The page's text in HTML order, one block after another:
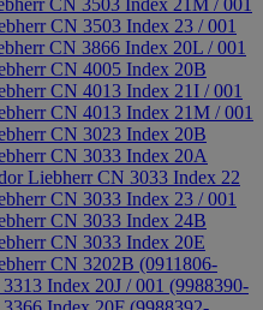
CN 3503 Index 21M / 001
CN 3503 Index 23 / 001
CN 3866 Index 20L / 001
CN 4005 Index 20B
CN 4013 Index 21I / 001
CN 4013 Index 21M / 001
CN 3023 Index 20B
CN 3033 Index 20A
Liebherr CN 3033 Index 22
CN 3033 Index 23 / 001
CN 3033 Index 24B
CN 3033 Index 20E
CN 3202B (0911806-
Index 20J / 001 (9988390-